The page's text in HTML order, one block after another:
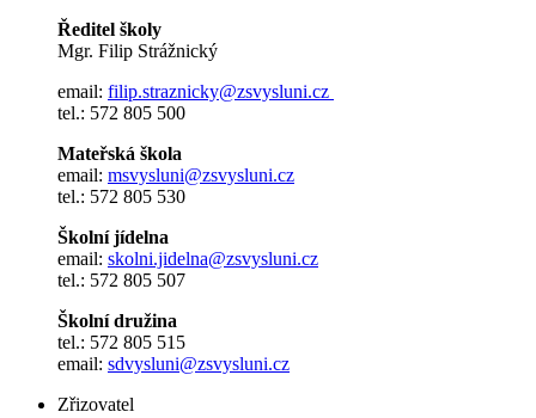
Ředitel školy
Mgr. Filip Strážnický
email: filip.straznicky@zsvysluni.cz
tel.: 572 805 500
Mateřská škola
email: msvysluni@zsvysluni.cz
tel.: 572 805 530
Školní jídelna
email: skolni.jidelna@zsvysluni.cz
tel.: 572 805 507
Školní družina
tel.: 572 805 515
email: sdvysluni@zsvysluni.cz
Zřizovatel